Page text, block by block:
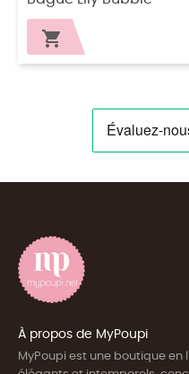
35,00 €
À propos de MyPoupi
MyPoupi est une boutique